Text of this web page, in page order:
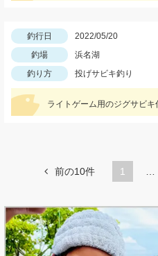
釣行日 2022/05/20
釣場
浜名湖
釣り方
投げサビキ釣り
ライトゲーム用のジグサビ
前の10件 1